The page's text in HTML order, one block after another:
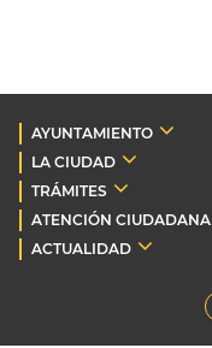
AYUNTAMIENTO
LA CIUDAD
TRÁMITES
ATENCIÓN CIUDADANA
ACTUALIDAD